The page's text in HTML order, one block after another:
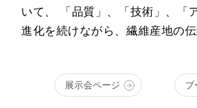
いて、 「品質」、「技術」、「
進化を続けながら、繊維産地の
います。 デニム・繊維の産地、
展示会ページ ブ